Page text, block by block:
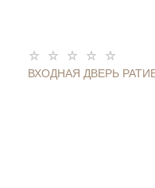
ВХОДНАЯ ДВЕРЬ